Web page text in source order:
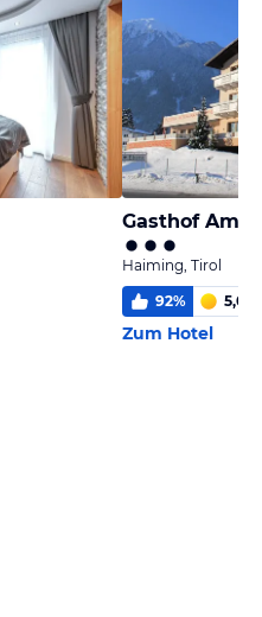
Gasthof
Haiming, Tirol
92% 5,0
Zum Hotel